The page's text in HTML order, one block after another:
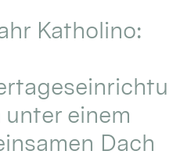
Katholino:
unter einem
Dach